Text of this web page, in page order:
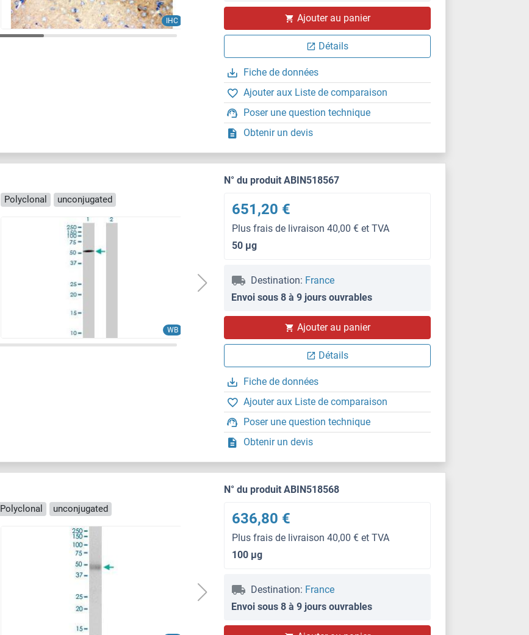
IHC
IHC
Ajouter au panier
Détails
Fiche de données
Ajouter aux Liste de comparaison
Poser une question technique
Obtenir un devis
Polyclonal unconjugated
WB
N° du produit ABIN518567
651,20 €
Plus frais de livraison 40,00 € et TVA
50 μg
Destination: France
Envoi sous 8 à 9 jours ouvrables
Ajouter au panier
Détails
Fiche de données
Ajouter aux Liste de comparaison
Poser une question technique
Obtenir un devis
Polyclonal unconjugated
N° du produit ABIN518568
636,80 €
Plus frais de livraison 40,00 € et TVA
100 μg
Destination: France
Envoi sous 8 à 9 jours ouvrables